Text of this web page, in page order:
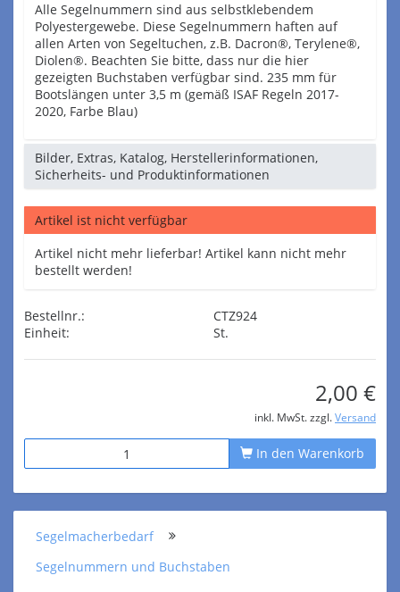
Alle Segelnummern sind aus selbstklebendem
Polyestergewebe. Diese Segelnummern haften auf
allen Arten von Segeltuchen, z.B. Dacron®, Terylene®,
Diolen®. Beachten Sie bitte, dass nur die hier
gezeigten Buchstaben verfügbar sind. 235 mm für
Bootslängen unter 3,5 m (gemäß ISAF Regeln 2017-
2020, Farbe Blau)
Bilder, Extras, Katalog, Herstellerinformationen,
Sicherheits- und Produktinformationen
Artikel ist nicht verfügbar
Artikel nicht mehr lieferbar! Artikel kann nicht mehr
bestellt werden!
Bestellnr.:
CTZ924
Einheit:
St.
2,00 €
inkl. MwSt. zzgl. Versand
In den Warenkorb
Segelmacherbedarf
Segelnummern und Buchstaben